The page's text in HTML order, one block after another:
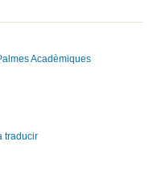
Acadèmiques
traducir